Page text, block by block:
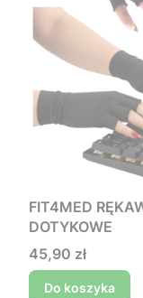
FIT4MED
DOTYKOWE
Cena
45,90 zł
Do koszyka